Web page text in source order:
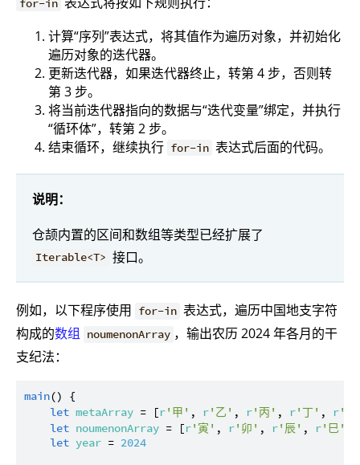
for-in
计算“序列”表达式，将其值作为遍历对象，并初始化
遍历对象的迭代器。
更新迭代器，如果迭代器终止，转第 4 步，否则转
第 3 步。
将当前迭代器指向的数据与“迭代变量”绑定，并执行
“循环体”，转第 2 步。
结束循环，继续执行 for-in 表达式后面的代码。
说明：
仓颉内置的区间和数组等类型已经扩展了
Iterable<T> 接口。
例如，以下程序使用 for-in 表达式，遍历中国地支字符
构成的数组 noumenonArray ，输出农历 2024 年各月的干
支纪法：
main() {
let metaArray = [r'甲' , r'乙' , r'丙' , r'丁' , r'
let noumenonArray = [r'寅' , r'卯' , r'辰' , r'巳'
let year = 2024